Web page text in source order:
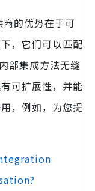
的优势在于可
，它们可以匹配
部集成方法无缝
可扩展性，并能
，例如，为您提